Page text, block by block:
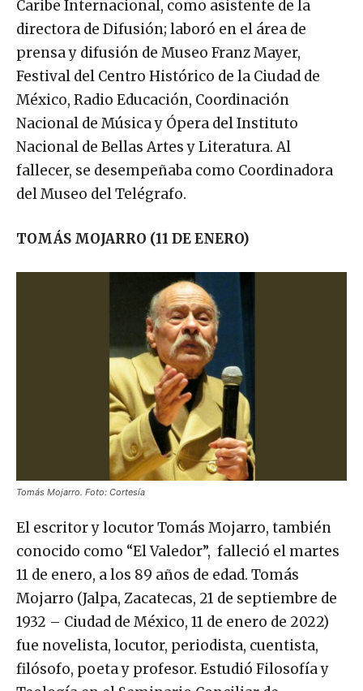
Caribe Internacional, como asistente de la
directora de Difusión; laboró en el área de
prensa y difusión de Museo Franz Mayer,
Festival del Centro Histórico de la Ciudad de
México, Radio Educación, Coordinación
Nacional de Música y Ópera del Instituto
Nacional de Bellas Artes y Literatura. Al
fallecer, se desempeñaba como Coordinadora
del Museo del Telégrafo.
TOMÁS MOJARRO (11 DE ENERO)
Tomás Mojarro. Foto: Cortesía
El escritor y locutor Tomás Mojarro, también
conocido como “El Valedor”, falleció el martes
11 de enero, a los 89 años de edad. Tomás
Mojarro (Jalpa, Zacatecas, 21 de septiembre de
1932 – Ciudad de México, 11 de enero de 2022)
fue novelista, locutor, periodista, cuentista,
filósofo, poeta y profesor. Estudió Filosofía y